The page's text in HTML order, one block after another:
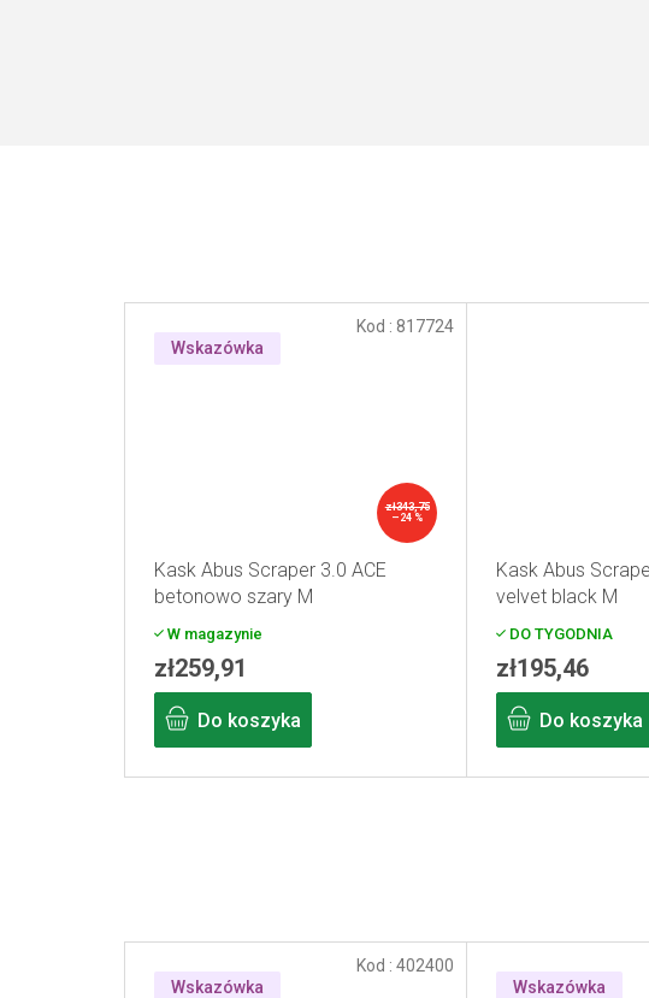
Wskazówka
Kod : 402400
Wskazówka
Wskazówka
zł343,75
–24 %
Kask Abus Scraper 3.0 ACE
betonowo szary M
W magazynie
zł259,91
Do koszyka
Kod :817724
Kask Abus
velvet black M
DO TYGODNIA
zł195,46
Do koszyka